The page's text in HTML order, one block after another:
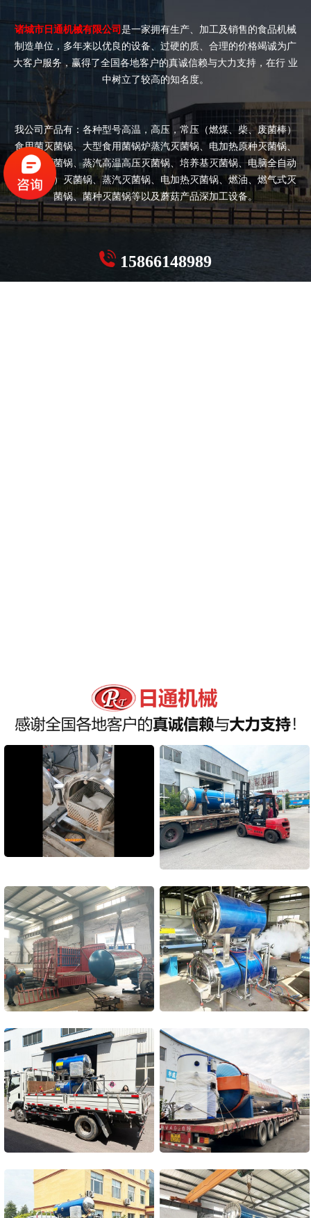
诸城市日通机械有限公司 是一家拥有生产、加工及销售的食品机械
制造单位，多年来以优良的设备、过硬的质、合理的价格竭诚为广
大客户服务，赢得了全国各地客户的真诚信赖与大力支持，在行 业
中树立了较高的知名度。
我公司产品有：各种型号高温，高压，常压（燃煤、柴、废菌棒）
食用菌灭菌锅、大型食用菌锅炉蒸汽灭菌锅、电加热原种灭菌锅、
双开门灭菌锅、蒸汽高温高压灭菌锅、培养基灭菌锅、电脑全自动
（半自动）灭菌锅、蒸汽灭菌锅、电加热灭菌锅、燃油、燃气式灭
菌锅、菌种灭菌锅等以及蘑菇产品深加工设备。
15866148989